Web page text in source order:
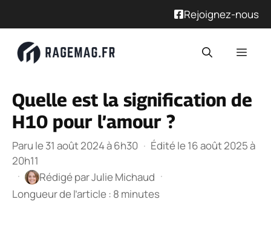
Rejoignez-nous
Quelle est la signification de
H10 pour l’amour ?
Paru le 31 août 2024 à 6h30 · Édité le 16 août 2025 à
20h11
·
Rédigé parJulie Michaud ·
Longueur de l’article : 8 minutes